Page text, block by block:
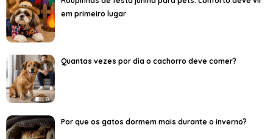
em primeiro lugar
Quantas vezes por dia o cachorro deve comer?
Por que os gatos dormem mais durante o inverno?